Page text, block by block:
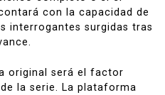
con la capacidad de
interrogantes surgidas tras
original será el factor
la serie. La plataforma